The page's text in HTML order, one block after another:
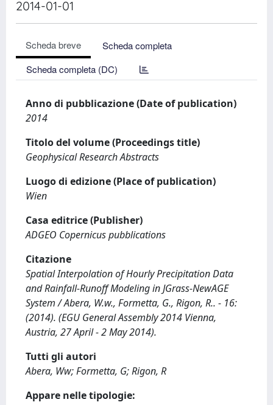
2014-01-01
Scheda breve
Scheda completa
Scheda completa (DC)
Anno di pubblicazione (Date of publication)
2014
Titolo del volume (Proceedings title)
Geophysical Research Abstracts
Luogo di edizione (Place of publication)
Wien
Casa editrice (Publisher)
ADGEO Copernicus pubblications
Citazione
Spatial Interpolation of Hourly Precipitation Data
and Rainfall-Runoff Modeling in JGrass-NewAGE
System / Abera, W.w., Formetta, G., Rigon, R.. - 16:
(2014). (EGU General Assembly 2014 Vienna,
Austria, 27 April - 2 May 2014).
Tutti gli autori
Abera, Ww; Formetta, G; Rigon, R
Appare nelle tipologie: